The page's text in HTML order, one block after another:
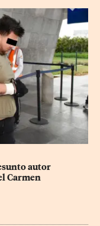
autor
Carmen